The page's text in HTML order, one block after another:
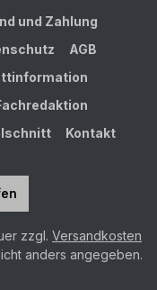
und Zahlung
AGB
Kontakt
zzgl. Versandkosten
anders angegeben.